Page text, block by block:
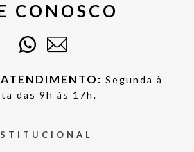
CONOSCO
Segunda à
das 9h às 17h.